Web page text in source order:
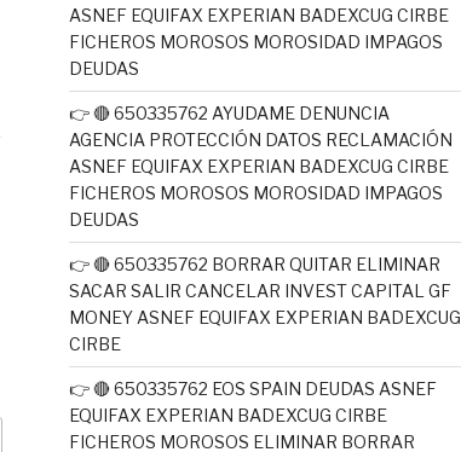
ASNEF EQUIFAX EXPERIAN BADEXCUG CIRBE
FICHEROS MOROSOS MOROSIDAD IMPAGOS
DEUDAS
👉 🔴 650335762 AYUDAME DENUNCIA
AGENCIA PROTECCIÓN DATOS RECLAMACIÓN
ASNEF EQUIFAX EXPERIAN BADEXCUG CIRBE
FICHEROS MOROSOS MOROSIDAD IMPAGOS
DEUDAS
👉 🔴 650335762 BORRAR QUITAR ELIMINAR
SACAR SALIR CANCELAR INVEST CAPITAL GF
MONEY ASNEF EQUIFAX EXPERIAN BADEXCUG
CIRBE
👉 🔴 650335762 EOS SPAIN DEUDAS ASNEF
EQUIFAX EXPERIAN BADEXCUG CIRBE
FICHEROS MOROSOS ELIMINAR BORRAR